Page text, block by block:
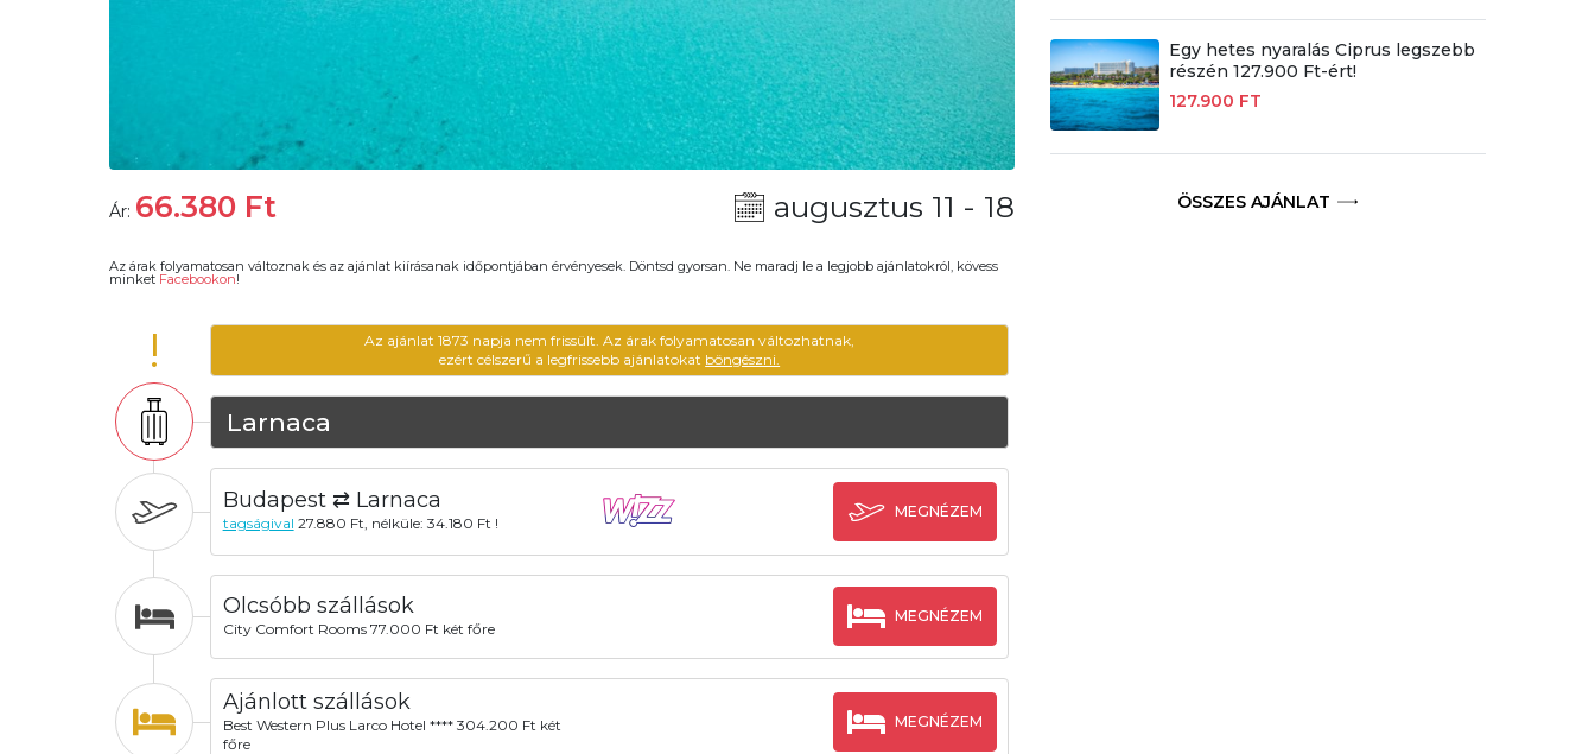
Ár: 66.380 Ft augusztus 11 - 18
Az árak folyamatosan változnak és az ajánlat kiírásanak időpontjában érvényesek. Döntsd gyorsan. Ne maradj le a legjobb ajánlatokról, kövess
minket Facebookon!
!
Az ajánlat 1873 napja nem frissült. Az árak folyamatosan változhatnak,
ezért célszerű a legfrissebb ajánlatokat böngészni.
Larnaca
Budapest ⇄ Larnaca
tagságival 27.880 Ft, nélküle: 34.180 Ft !
MEGNÉZEM
Olcsóbb szállások
City Comfort Rooms 77.000 Ft két főre
MEGNÉZEM
Ajánlott szállások
Best Western Plus Larco Hotel **** 304.200 Ft két
főre
MEGNÉZEM
Egy hetes nyaralás Ciprus legszebb
részén 127.900 Ft-ért!
127.900 FT
ÖSSZES AJÁNLAT